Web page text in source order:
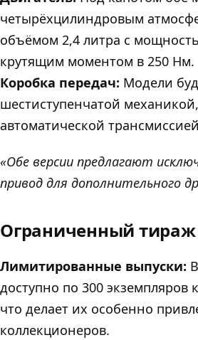
четырёхцилиндровым
объёмом 2,4 литра с
крутящим моментом в 250 Нм.
Коробка передач: Модели
шестиступенчатой
автоматической
«Обе версии предлагают
привод для дополнительного
Ограниченный
Лимитированные выпуски:
доступно по 300 экземпляров
что делает их особенно
коллекционеров.